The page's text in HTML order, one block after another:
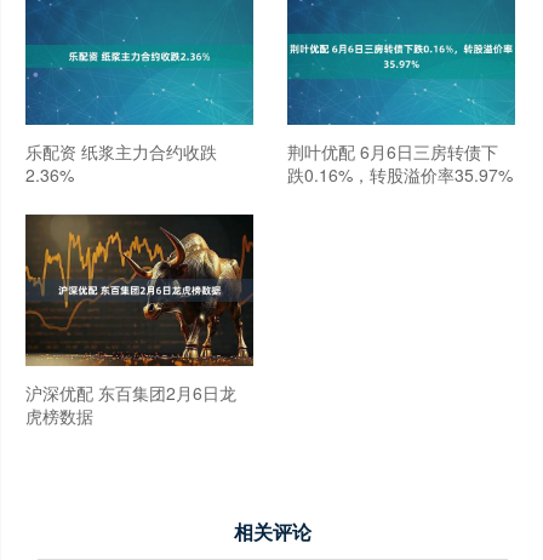
乐配资 纸浆主力合约收跌
2.36%
荆叶优配 6月6日三房转债下
跌0.16%，转股溢价率35.97%
沪深优配 东百集团2月6日龙
虎榜数据
相关评论